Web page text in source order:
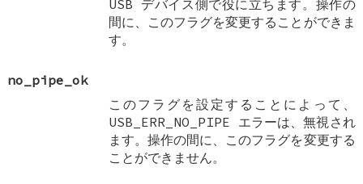
USB デバイス側で役に立ちます。操作の
間に、このフラグを変更することができま
す。
no_pipe_ok
このフラグを設定することによって、
USB_ERR_NO_PIPE エラーは、無視され
ます。操作の間に、このフラグを変更する
ことができません。